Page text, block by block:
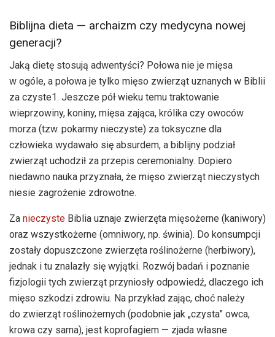
Biblijna dieta — archaizm czy medycyna nowej
generacji?
Jaką dietę stosują adwentyści? Połowa nie je mięsa
w ogóle, a połowa je tylko mięso zwierząt uznanych w Biblii
za czyste1. Jeszcze pół wieku temu traktowanie
wieprzowiny, koniny, mięsa zająca, królika czy owoców
morza (tzw. pokarmy nieczyste) za toksyczne dla
człowieka wydawało się absurdem, a biblijny podział
zwierząt uchodził za przepis ceremonialny. Dopiero
niedawno nauka przyznała, że mięso zwierząt nieczystych
niesie zagrożenie zdrowotne.
Za nieczyste Biblia uznaje zwierzęta mięsożerne (kaniwory)
oraz wszystkożerne (omniwory, np. świnia). Do konsumpcji
zostały dopuszczone zwierzęta roślinożerne (herbiwory),
jednak i tu znalazły się wyjątki. Rozwój badań i poznanie
fizjologii tych zwierząt przyniosły odpowiedź, dlaczego ich
mięso szkodzi zdrowiu. Na przykład zając, choć należy
do zwierząt roślinożernych (podobnie jak „czysta” owca,
krowa czy sarna), jest koprofagiem — zjada własne